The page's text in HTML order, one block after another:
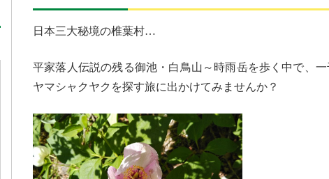
日本三大秘境の椎葉村…
平家落人伝説の残る御池・白鳥山～時雨岳を歩く中で、
ヤマシャクヤクを探す旅に出かけてみませんか？